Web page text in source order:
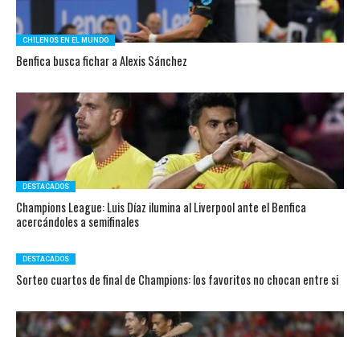
CHILENOS EN EL MUNDO
Benfica busca fichar a Alexis Sánchez
DESTACADOS
Champions League: Luis Díaz ilumina al Liverpool ante el Benfica
acercándoles a semifinales
DESTACADOS
Sorteo cuartos de final de Champions: los favoritos no chocan entre si